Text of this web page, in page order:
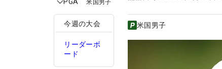
米国男子
今週の大会
リーダーボ
ード
米国男子